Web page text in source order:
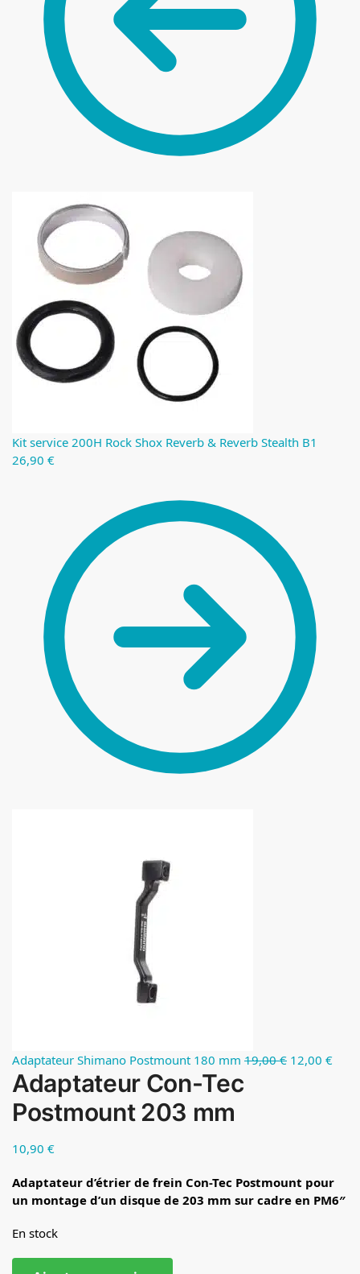
Kit service 200H Rock Shox Reverb & Reverb Stealth B1
26,90 €
Adaptateur Shimano Postmount 180 mm 19,00€ 12,00 €
Adaptateur Con-Tec
Postmount 203 mm
10,90 €
Adaptateur d’étrier de frein Con-Tec Postmount pour
un montage d’un disque de 203 mm sur cadre en PM6″
En stock